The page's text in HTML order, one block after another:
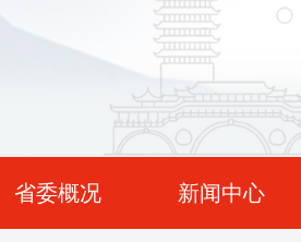
省委概况 新闻中心